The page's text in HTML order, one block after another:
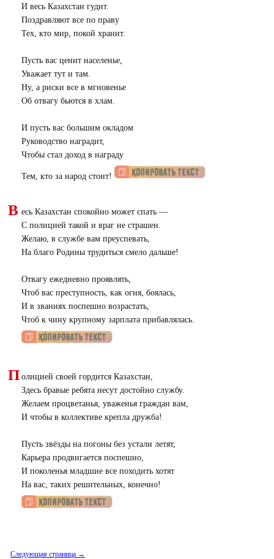
И весь Казахстан гудит.
Поздравляют все по праву
Тех, кто мир, покой хранит.
Пусть вас ценит населенье,
Уважает тут и там.
Ну, а риски все в мгновенье
Об отвагу бьются в хлам.
И пусть вас большим окладом
Руководство наградит,
Чтобы стал доход в награду
Тем, кто за народ стоит!
В есь Казахстан спокойно может спать —
С полицией такой и враг не страшен.
Желаю, в службе вам преуспевать,
На благо Родины трудиться смело дальше!
Отвагу ежедневно проявлять,
Чтоб вас преступность, как огня, боялась,
И в званиях поспешно возрастать,
Чтоб к чину крупному зарплата прибавлялась.
П олицией своей гордится Казахстан,
Здесь бравые ребята несут достойно службу.
Желаем процветанья, уваженья граждан вам,
И чтобы в коллективе крепла дружба!
Пусть звёзды на погоны без устали летят,
Карьера продвигается поспешно,
И поколенья младшие все походить хотят
На вас, таких решительных, конечно!
Следующая страница →